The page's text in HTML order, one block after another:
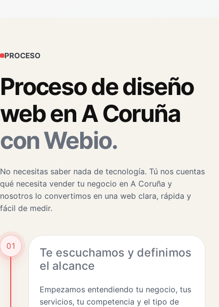
PROCESO
Proceso de diseño
web en A Coruña
con Webio.
No necesitas saber nada de tecnología. Tú nos cuentas
qué necesita vender tu negocio en A Coruña y
nosotros lo convertimos en una web clara, rápida y
fácil de medir.
01
Te escuchamos y definimos
el alcance
Empezamos entendiendo tu negocio, tus
servicios, tu competencia y el tipo de